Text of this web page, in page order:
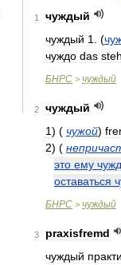
1
чуждый
чуждый 1 . (
чуждо das
БНРС > чуждый
2
чуждый
1) ( чужой)
2) (
это ему
оставаться
БНРС > чуждый
3
praxisfremd
чуждый